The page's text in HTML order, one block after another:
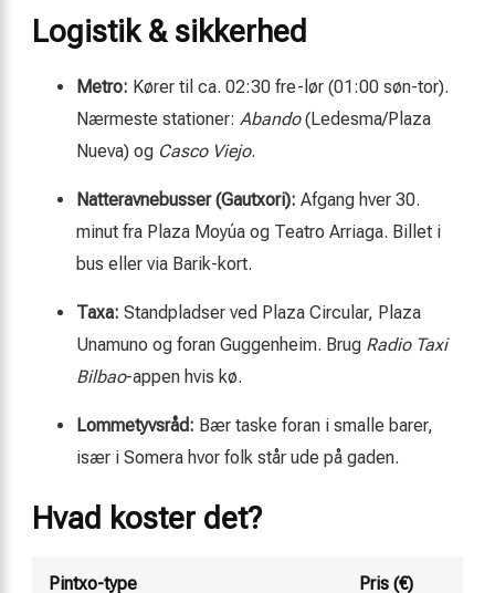
Logistik & sikkerhed
Metro: Kører til ca. 02:30 fre-lør (01:00 søn-tor).
Nærmeste stationer: Abando(Ledesma/Plaza
Nueva) og Casco Viejo.
Natteravnebusser (Gautxori): Afgang hver 30.
minut fra Plaza Moyúa og Teatro Arriaga. Billet i
bus eller via Barik-kort.
Taxa: Standpladser ved Plaza Circular, Plaza
Unamuno og foran Guggenheim. Brug Radio Taxi
Bilbao-appen hvis kø.
Lommetyvsråd: Bær taske foran i smalle barer,
især i Somera hvor folk står ude på gaden.
Hvad koster det?
Pintxo-type Pris (€)